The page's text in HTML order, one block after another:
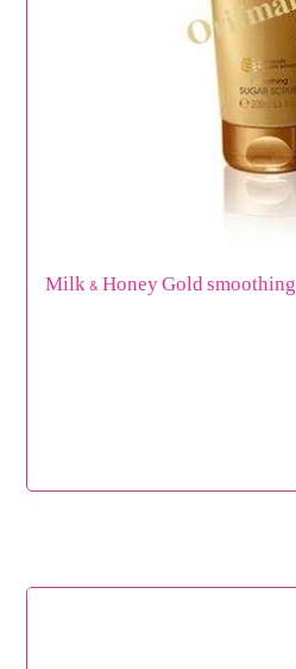
اسكراب بدن شیر و عسل Milk & Honey Gold smoothing